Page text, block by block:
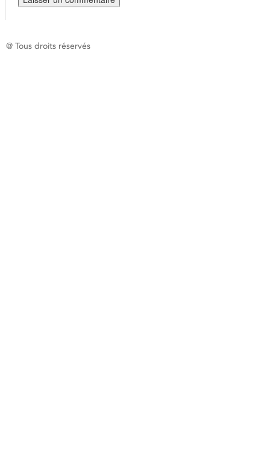
@ Tous droits réservés